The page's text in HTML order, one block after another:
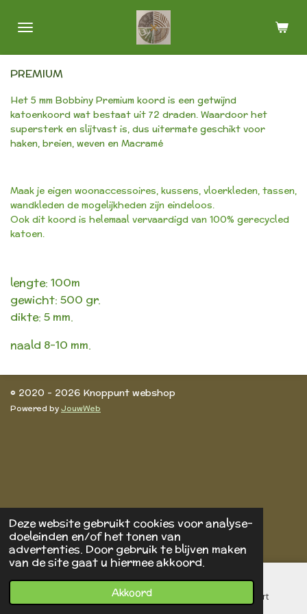
Deze website gebruikt cookies voor analyse-
doeleinden en/of het tonen van
advertenties. Door gebruik te blijven maken
van de site gaat u hiermee akkoord.
Akkoord
direct
PREMIUM
Het 5 mm Bobbiny Premium koord is een getwijnd
katoenkoord wat bestaat uit 72 draden. Waardoor het
supersterk en slijtvast is, dus uitermate geschikt voor
haken, breien, weven en Macramé
Maak je eigen woonaccessoires, kussens, vloerkleden, tassen,
wandkleden de mogelijkheden zijn eindeloos.
Ook dit koord is helemaal vervaardigd van 100% gerecycled
katoen.
lengte: 100m
gewicht: 500 gr.
dikte: 5 mm.
naald 8-10 mm.
© 2020 - 2026 Knoppunt webshop
Powered byJouwWeb
Telefoonnummer Kaart